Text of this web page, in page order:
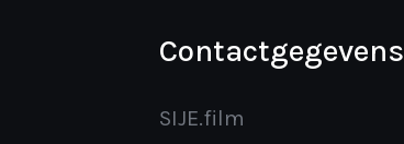
Contactgegevens
SIJE.film